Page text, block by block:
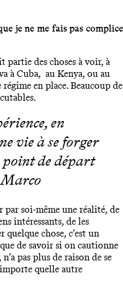
je ne me fais pas complice
partie des choses à voir, à
à Cuba, au Kenya, ou au
en place. Beaucoup de
en
vie à se forger
point de départ
Marco
par soi-même une réalité, de
intéressants, de les
chose, c’est un
de savoir si on cautionne
pas plus de raison de se
quelle autre